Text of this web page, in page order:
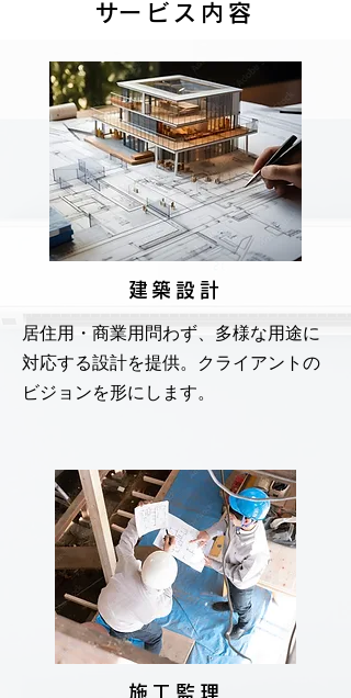
​サービス内容
建築設計
居住用・商業用問わず、多様な用途に
対応する設計を提供。クライアントの
ビジョンを形にします。
施工監理